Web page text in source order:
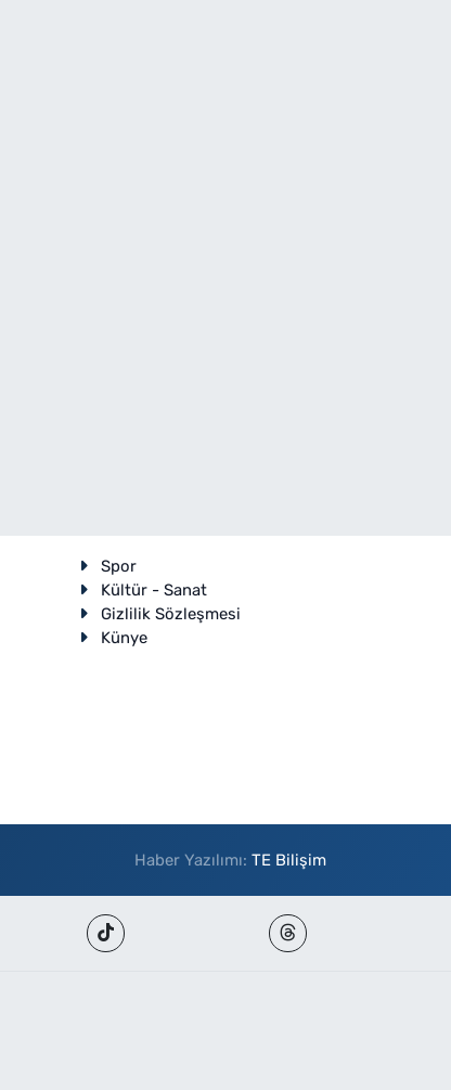
Spor
Kültür - Sanat
Gizlilik Sözleşmesi
Künye
Haber Yazılımı:TE Bilişim